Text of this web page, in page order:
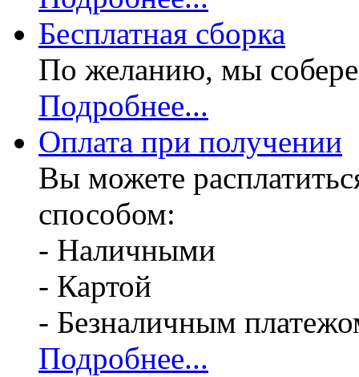
Бесплатная сборка
По желанию, мы
Подробнее...
Оплата при получении
Вы можете
способом:
- Наличными
- Картой
- Безналичным
Подробнее...